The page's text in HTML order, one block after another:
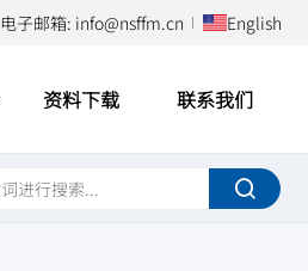
电子邮箱: info@nsffm.cn English
资料下载 联系我们